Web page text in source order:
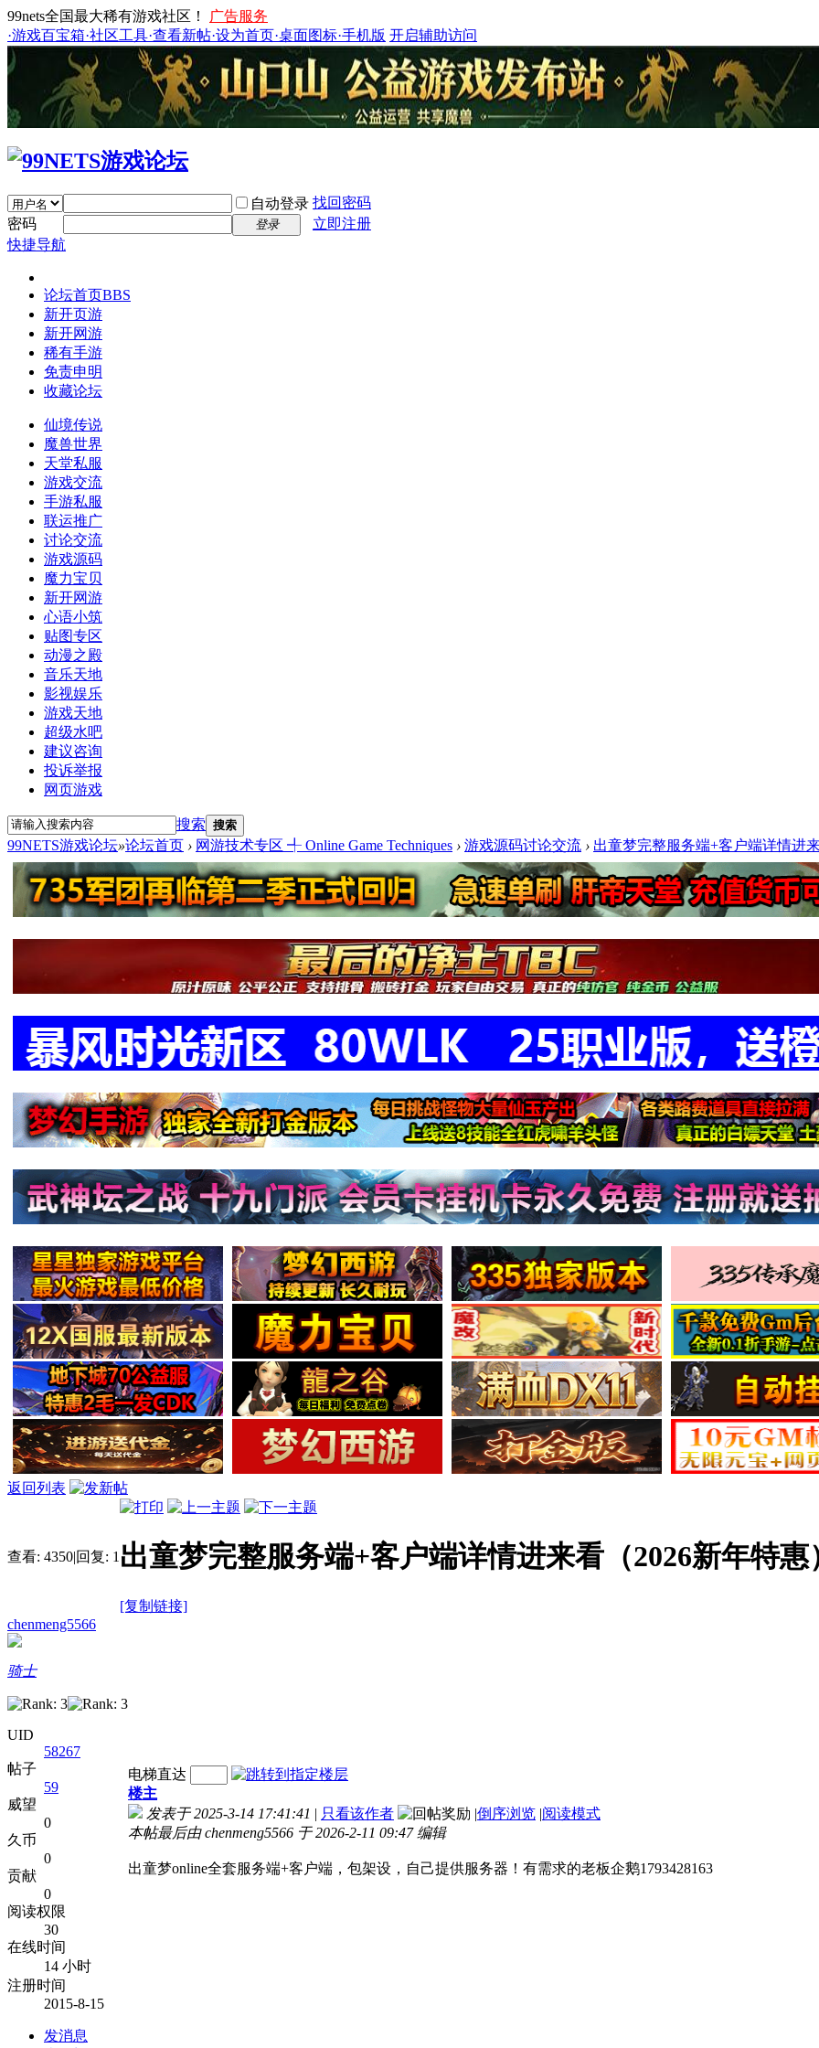
99nets全国最大稀有游戏社区！
广告服务
·游戏百宝箱·社区工具·查看新帖·设为首页·桌面图标·手机版 开启辅助访问
自动登录 找回密码
密码
登录
立即注册
快捷导航
论坛首页BBS
新开页游
新开网游
稀有手游
免责申明
收藏论坛
仙境传说
魔兽世界
天堂私服
游戏交流
手游私服
联运推广
讨论交流
游戏源码
魔力宝贝
新开网游
心语小筑
贴图专区
动漫之殿
音乐天地
影视娱乐
游戏天地
超级水吧
建议咨询
投诉举报
网页游戏
搜索 搜索
99NETS游戏论坛»论坛首页 › 网游技术专区 ╃ Online Game Techniques › 游戏源码讨论交流 › 出童梦完整服务端+客户端详情进
返回列表
查看: 4350|回复: 1 出童梦完整服务端+客户端详情进来看（2026新年特惠
[复制链接]
chenmeng5566
骑士
UID
58267
帖子
59
威望
0
久币
0
贡献
0
阅读权限
30
在线时间
14 小时
注册时间
2015-8-15
发消息
电梯直达
楼主
发表于 2025-3-14 17:41:41 | 只看该作者 |倒序浏览 |阅读模式
本帖最后由 chenmeng5566 于 2026-2-11 09:47 编辑
出童梦online全套服务端+客户端，包架设，自己提供服务器！有需求的老板企鹅1793428163